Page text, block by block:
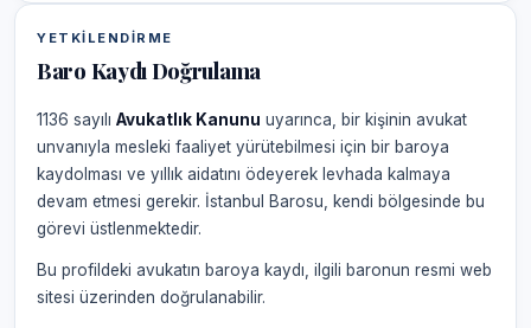
YETKILENDIRME
Baro Kaydı Doğrulama
1136 sayılı Avukatlık Kanunu uyarınca, bir kişinin avukat
unvanıyla mesleki faaliyet yürütebilmesi için bir baroya
kaydolması ve yıllık aidatını ödeyerek levhada kalmaya
devam etmesi gerekir. İstanbul Barosu, kendi bölgesinde bu
görevi üstlenmektedir.
Bu profildeki avukatın baroya kaydı, ilgili baronun resmi web
sitesi üzerinden doğrulanabilir.